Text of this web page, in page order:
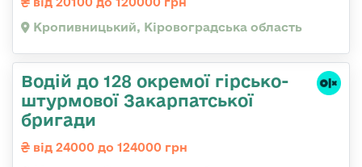
Кропивницький, Кіровоградська область
Водій до 128 окремої гірсько-
штурмової Закарпатської
бригади
від 24000 до 124000 грн